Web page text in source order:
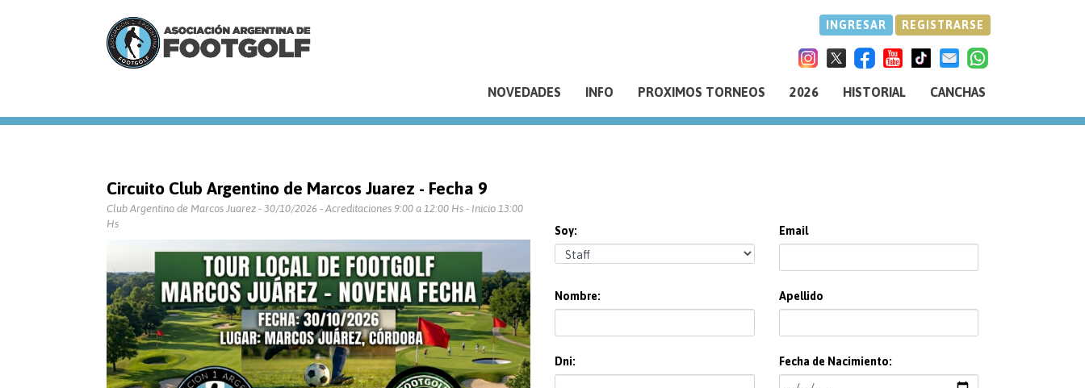
INGRESAR REGISTRARSE
NOVEDADES INFO PROXIMOS TORNEOS 2026 HISTORIAL CANCHAS
Circuito Club Argentino de Marcos Juarez - Fecha 9
Club Argentino de Marcos Juarez - 30/10/2026 - Acreditaciones 9:00 a 12:00 Hs - Inicio 13:00
Hs
Soy: Email
Nombre: Apellido
Dni: Fecha de Nacimiento: